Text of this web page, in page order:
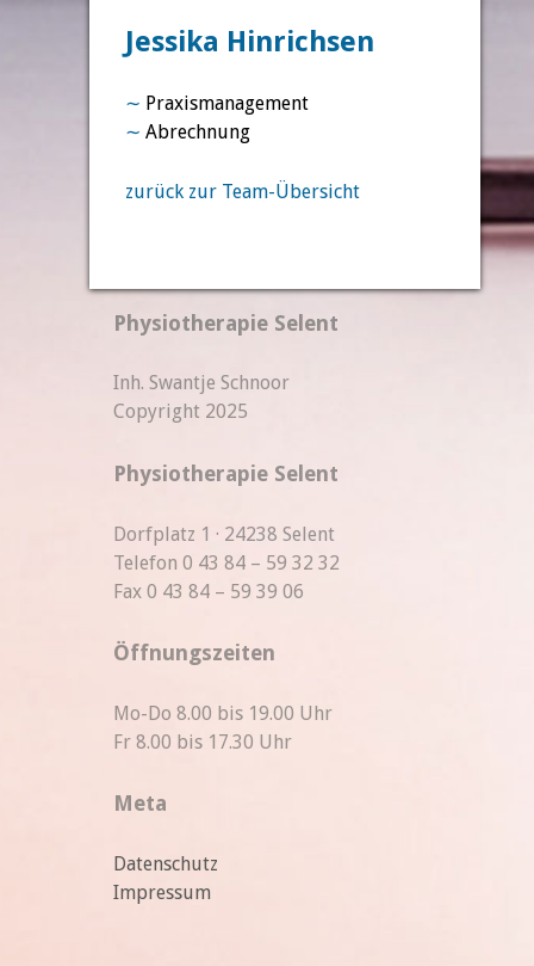
Jessika Hinrichsen
∼ Praxismanagement
∼ Abrechnung
zurück zur Team-Übersicht
Physiotherapie Selent
Inh. Swantje Schnoor
Copyright 2025
Physiotherapie Selent
Dorfplatz 1 · 24238 Selent
Telefon 0 43 84 – 59 32 32
Fax 0 43 84 – 59 39 06
Öffnungszeiten
Mo-Do 8.00 bis 19.00 Uhr
Fr 8.00 bis 17.30 Uhr
Meta
Datenschutz
Impressum